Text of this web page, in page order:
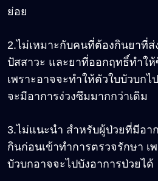
ย่อย
2.ไม่เหมาะกับคนที่ต้องกินยาที่
ปัสสาวะ และยาที่ออกฤทธิ์ทำใ
เพราะอาจจะทำให้ตัวใบบัวบกไ
จะมีอาการง่วงซึมมากกว่าเดิม
3.ไม่แนะนำ สำหรับผู้ป่วยที่มีอา
กินก่อนเข้าทำการตรวจรักษา เ
บัวบกอาจจะไปบังอาการป่วยได้